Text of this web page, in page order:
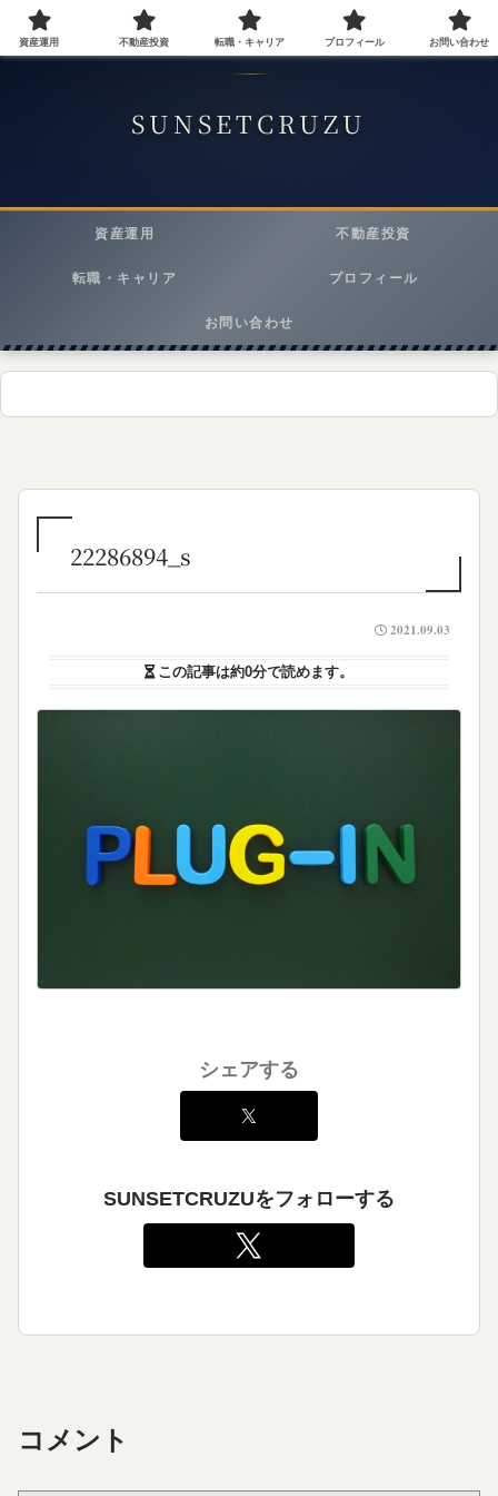
40代会社員が実践する資産運用・転職・ライフスタイルメディア
SUNSETCRUZU
資産運用 不動産投資
転職・キャリア プロフィール
お問い合わせ
22286894_s
2021.09.03
この記事は約0分で読めます。
シェアする
SUNSETCRUZUをフォローする
コメント
資産運用 不動産投資 転職・キャリア プロフィール お問い合わせ